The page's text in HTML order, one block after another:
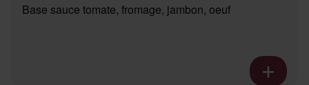
Base sauce tomate, fromage, jambon, oeuf